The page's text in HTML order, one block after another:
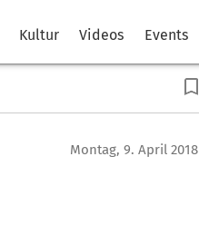
Kultur Videos Events
Montag, 9. April 2018